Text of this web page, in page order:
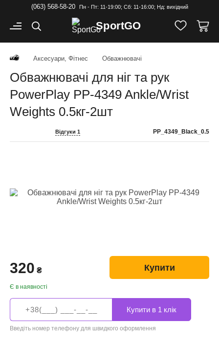
(063) 568-58-20 Пн - Пт: 11-19:00; Cб: 11-16:00; Нд: вихідний
SportGO
Аксесуари, Фітнес Обважнювачі
Обважнювачі для ніг та рук
PowerPlay PP-4349 Ankle/Wrist
Weights 0.5кг-2шт
Відгуки 1 PP_4349_Black_0.5
320 ₴
Є в наявності
Купити
Введіть номер телефону для швидкого оформлення